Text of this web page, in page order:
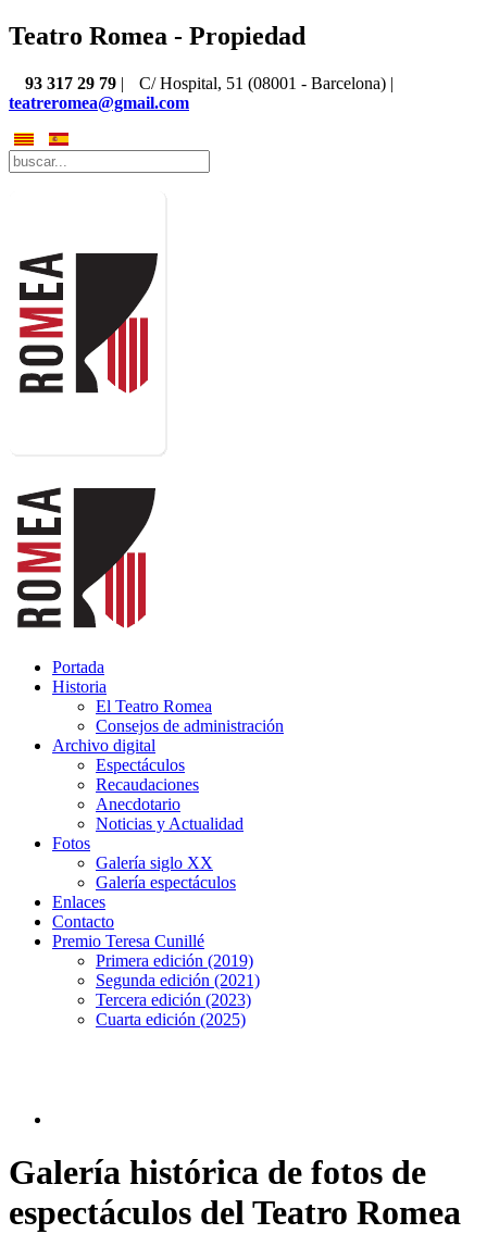
Teatro Romea - Propiedad
93 317 29 79 |
C/ Hospital, 51 (08001 - Barcelona) |
teatreromea@gmail.com
Portada
Historia
El Teatro Romea
Consejos de administración
Archivo digital
Espectáculos
Recaudaciones
Anecdotario
Noticias y Actualidad
Fotos
Galería siglo XX
Galería espectáculos
Enlaces
Contacto
Premio Teresa Cunillé
Primera edición (2019)
Segunda edición (2021)
Tercera edición (2023)
Cuarta edición (2025)
Galería histórica de fotos de
espectáculos del Teatro Romea